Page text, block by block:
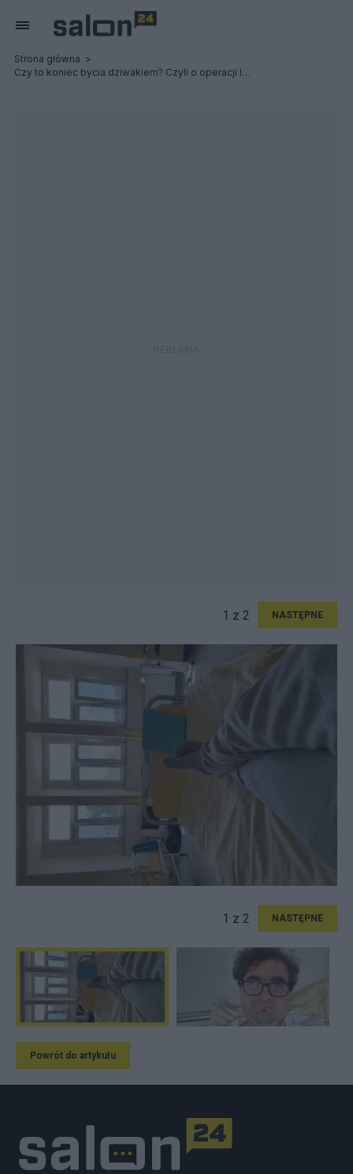
Strona główna
Czy to koniec bycia dziwakiem? Czyli o operacji laryngologicznej w Zabrzu
1 z 2 NASTĘPNE
1 z 2 NASTĘPNE
Powrót do artykułu